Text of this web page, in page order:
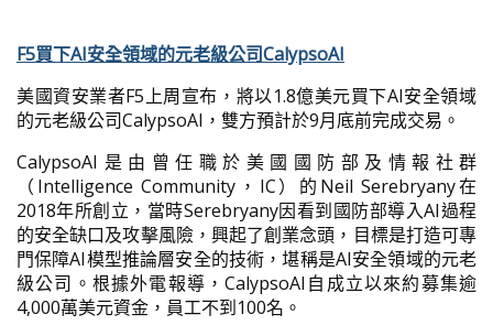
F5買下AI安全領域的元老級公司CalypsoAI
美國資安業者F5上周宣布，將以1.8億美元買下AI安全領域
的元老級公司CalypsoAI，雙方預計於9月底前完成交易。
CalypsoAI是由曾任職於美國國防部及情報社群
（Intelligence Community，IC）的Neil Serebryany在
2018年所創立，當時Serebryany因看到國防部導入AI過程
的安全缺口及攻擊風險，興起了創業念頭，目標是打造可專
門保障AI模型推論層安全的技術，堪稱是AI安全領域的元老
級公司。根據外電報導，CalypsoAI自成立以來約募集逾
4,000萬美元資金，員工不到100名。